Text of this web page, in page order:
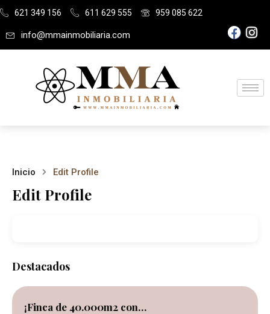
621 349 156 611 629 555 959 085 622
info@mmainmobiliaria.com
Inicio Edit Profile
Edit Profile
Destacados
¡Finca de 40.000m2 con…